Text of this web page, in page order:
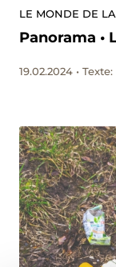
LE MONDE DE
Panorama •
19.02.2024 •